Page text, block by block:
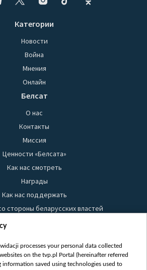
Категории
Новости
Война
Мнения
Онлайн
Белсат
О нас
Контакты
Миссия
Ценности «Белсата»
Как нас смотреть
Награды
Как нас поддержать
стороны беларусских властей
использования материалов
Безопасность
Youtube
processes your personal data collected
on the tvp.pl Portal (hereinafter referred
information saved using technologies used to